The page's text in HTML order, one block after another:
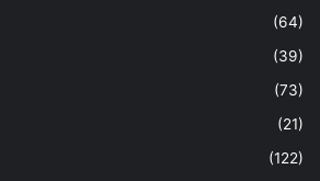
(64)
(39)
(73)
(21)
(122)